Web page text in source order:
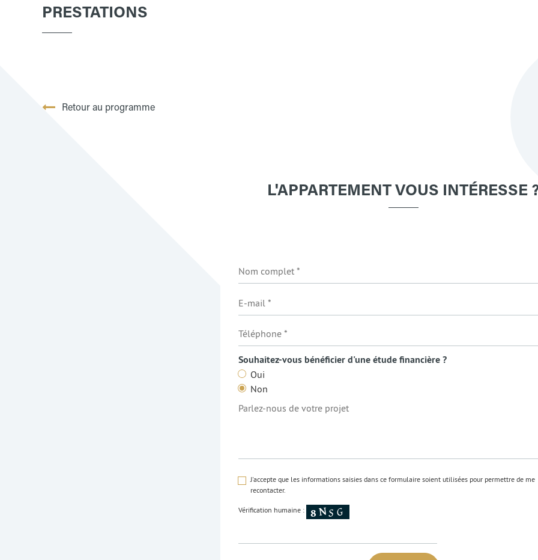
PRESTATIONS
Retour au programme
L'APPARTEMENT VOUS INTÉRESSE
Souhaitez-vous bénéficier d'une étude financière ?
Oui
Non
J'accepte que les informations saisies dans ce formulaire soient utilisées pour permettre de me
recontacter.
Vérification humaine :